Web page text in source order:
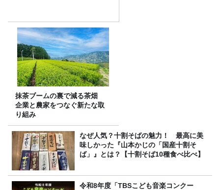
抹茶ブームの裏で減る茶畑
企業と農家をつなぐ新たな取
り組み
なぜ人気？十割そばの魅力！ 最高に美
味しかった『山本かじの「国産十割そ
ば」』とは？【十割そば10種食べ比べ】
令和8年度「TBSこども音楽コンクー